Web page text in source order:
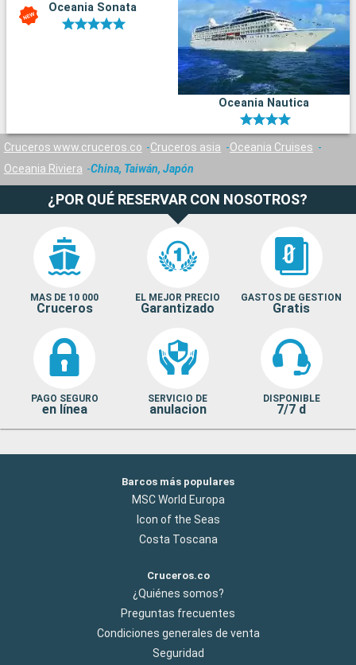
Oceania Sonata
Oceania Nautica
Cruceros www.cruceros.co Cruceros asia
Oceania Cruises
Oceania Riviera
China, Taiwán, Japón
¿POR QUÉ RESERVAR CON NOSOTROS?
MAS DE 10 000
Cruceros
EL MEJOR PRECIO
Garantizado
GASTOS DE GESTION
Gratis
PAGO SEGURO
en línea
SERVICIO DE
anulacion
DISPONIBLE
7/7 d
Barcos más populares
MSC World Europa
Icon of the Seas
Costa Toscana
Cruceros.co
¿Quiénes somos?
Preguntas frecuentes
Condiciones generales de venta
Seguridad